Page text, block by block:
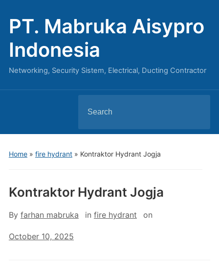
PT. Mabruka Aisypro
Indonesia
Networking, Security Sistem, Electrical, Ducting Contractor
for:
Home» fire hydrant» Kontraktor Hydrant Jogja
Kontraktor Hydrant Jogja
By farhan mabruka in fire hydrant on
October 10, 2025